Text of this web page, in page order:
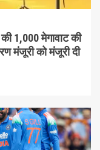
1,000 मेगावाट की
मंजूरी को मंजूरी दी